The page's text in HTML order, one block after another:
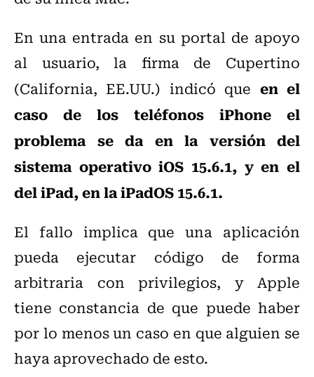
En una entrada en su portal de apoyo
al usuario, la firma de Cupertino
(California, EE.UU.) indicó que en el
caso de los teléfonos iPhone el
problema se da en la versión del
sistema operativo iOS 15.6.1, y en el
del iPad, en la iPadOS 15.6.1.
El fallo implica que una aplicación
pueda ejecutar código de forma
arbitraria con privilegios, y Apple
tiene constancia de que puede haber
por lo menos un caso en que alguien se
haya aprovechado de esto.